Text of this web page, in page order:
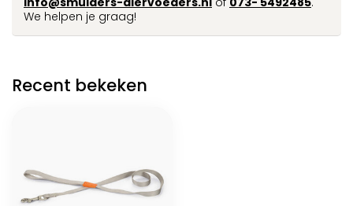
We helpen je graag!
Recent bekeken